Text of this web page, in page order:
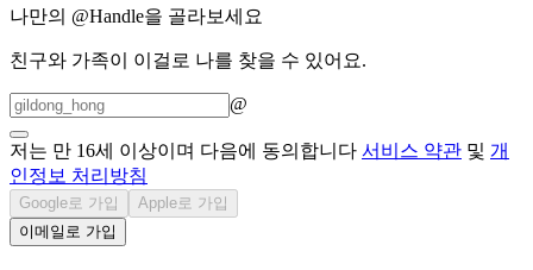
나만의 @Handle을 골라보세요
친구와 가족이 이걸로 나를 찾을 수 있어요.
@
저는 만 16세 이상이며 다음에 동의합니다 서비스 약관 및 개
인정보 처리방침
Google로 가입
Apple로 가입
이메일로 가입